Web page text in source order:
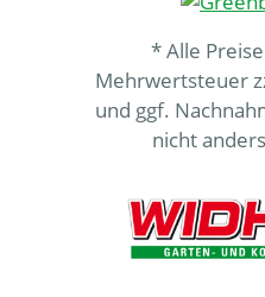
* Alle
Mehrwertsteuer
und ggf.
nicht